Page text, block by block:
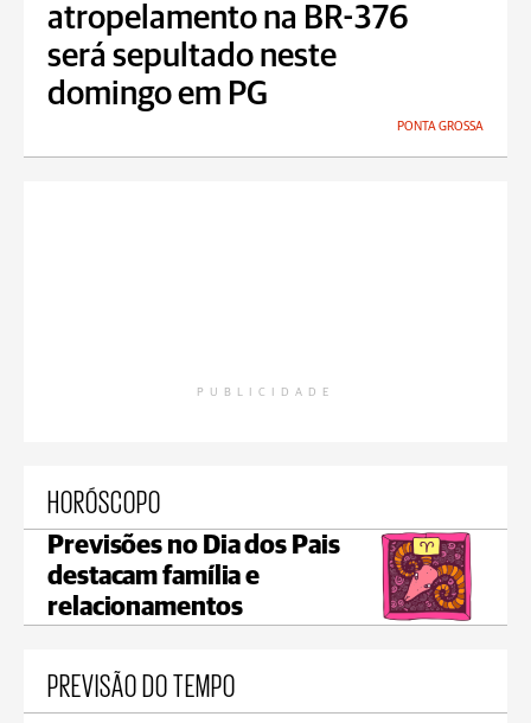
atropelamento na BR-376
será sepultado neste
domingo em PG
PONTA GROSSA
PUBLICIDADE
HORÓSCOPO
Previsões no Dia dos Pais
destacam família e
relacionamentos
PREVISÃO DO TEMPO